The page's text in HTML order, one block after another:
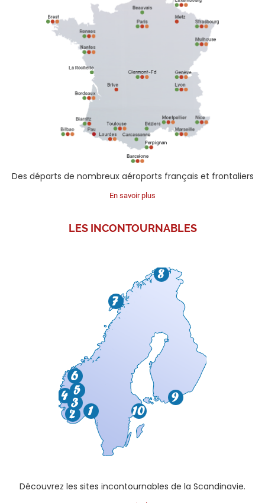
Des départs de nombreux aéroports français et frontaliers
En savoir plus
LES INCONTOURNABLES
Découvrez les sites incontournables de la Scandinavie.